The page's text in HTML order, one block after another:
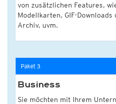
von zusätzlichen Features,
Modellkarten, GIF-
Archiv, uvm.
Paket 3
Business
Sie möchten mit Ihrem